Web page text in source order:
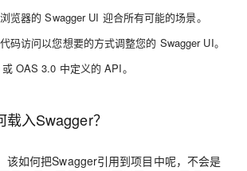
览器的 Swagger UI 迎合所有可能的场景。
码访问以您想要的方式调整您的 Swagger UI。
OAS 3.0 中定义的 API。
入Swagger？
该如何把Swagger引用到项目中呢，不会是